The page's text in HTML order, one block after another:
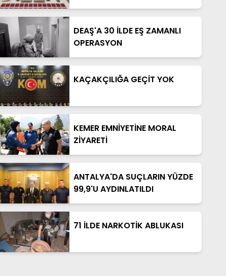
DEAŞ'A 30 İLDE EŞ ZAMANLI
OPERASYON
KAÇAKÇILIĞA GEÇİT YOK
KEMER EMNİYETİNE MORAL
ZİYARETİ
ANTALYA'DA SUÇLARIN YÜZDE
99,9'U AYDINLATILDI
71 İLDE NARKOTİK ABLUKASI